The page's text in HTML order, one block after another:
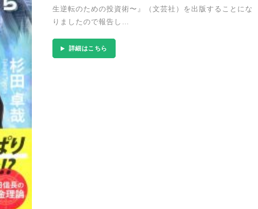
生逆転のための投資術〜』（文芸社）を出版することにな
りましたので報告し…
詳細はこちら